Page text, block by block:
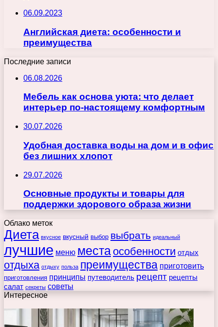
06.09.2023
Английская диета: особенности и
преимущества
Последние записи
06.08.2026
Мебель как основа уюта: что делает
интерьер по-настоящему комфортным
30.07.2026
Удобная доставка воды на дом и в офис
без лишних хлопот
29.07.2026
Основные продукты и товары для
поддержки здорового образа жизни
Облако меток
Диета вкусное вкусный выбор выбрать идеальный
лучшие меню места особенности отдых
отдыха отдыху польза преимущества приготовить
приготовления принципы путеводитель рецепт рецепты
салат секреты советы
Интересное